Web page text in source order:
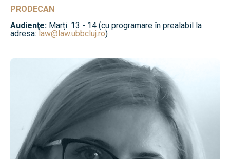
PRODECAN
Audienţe: Marți: 13 - 14 (cu programare în prealabil la
adresa:law@law.ubbcluj.ro)